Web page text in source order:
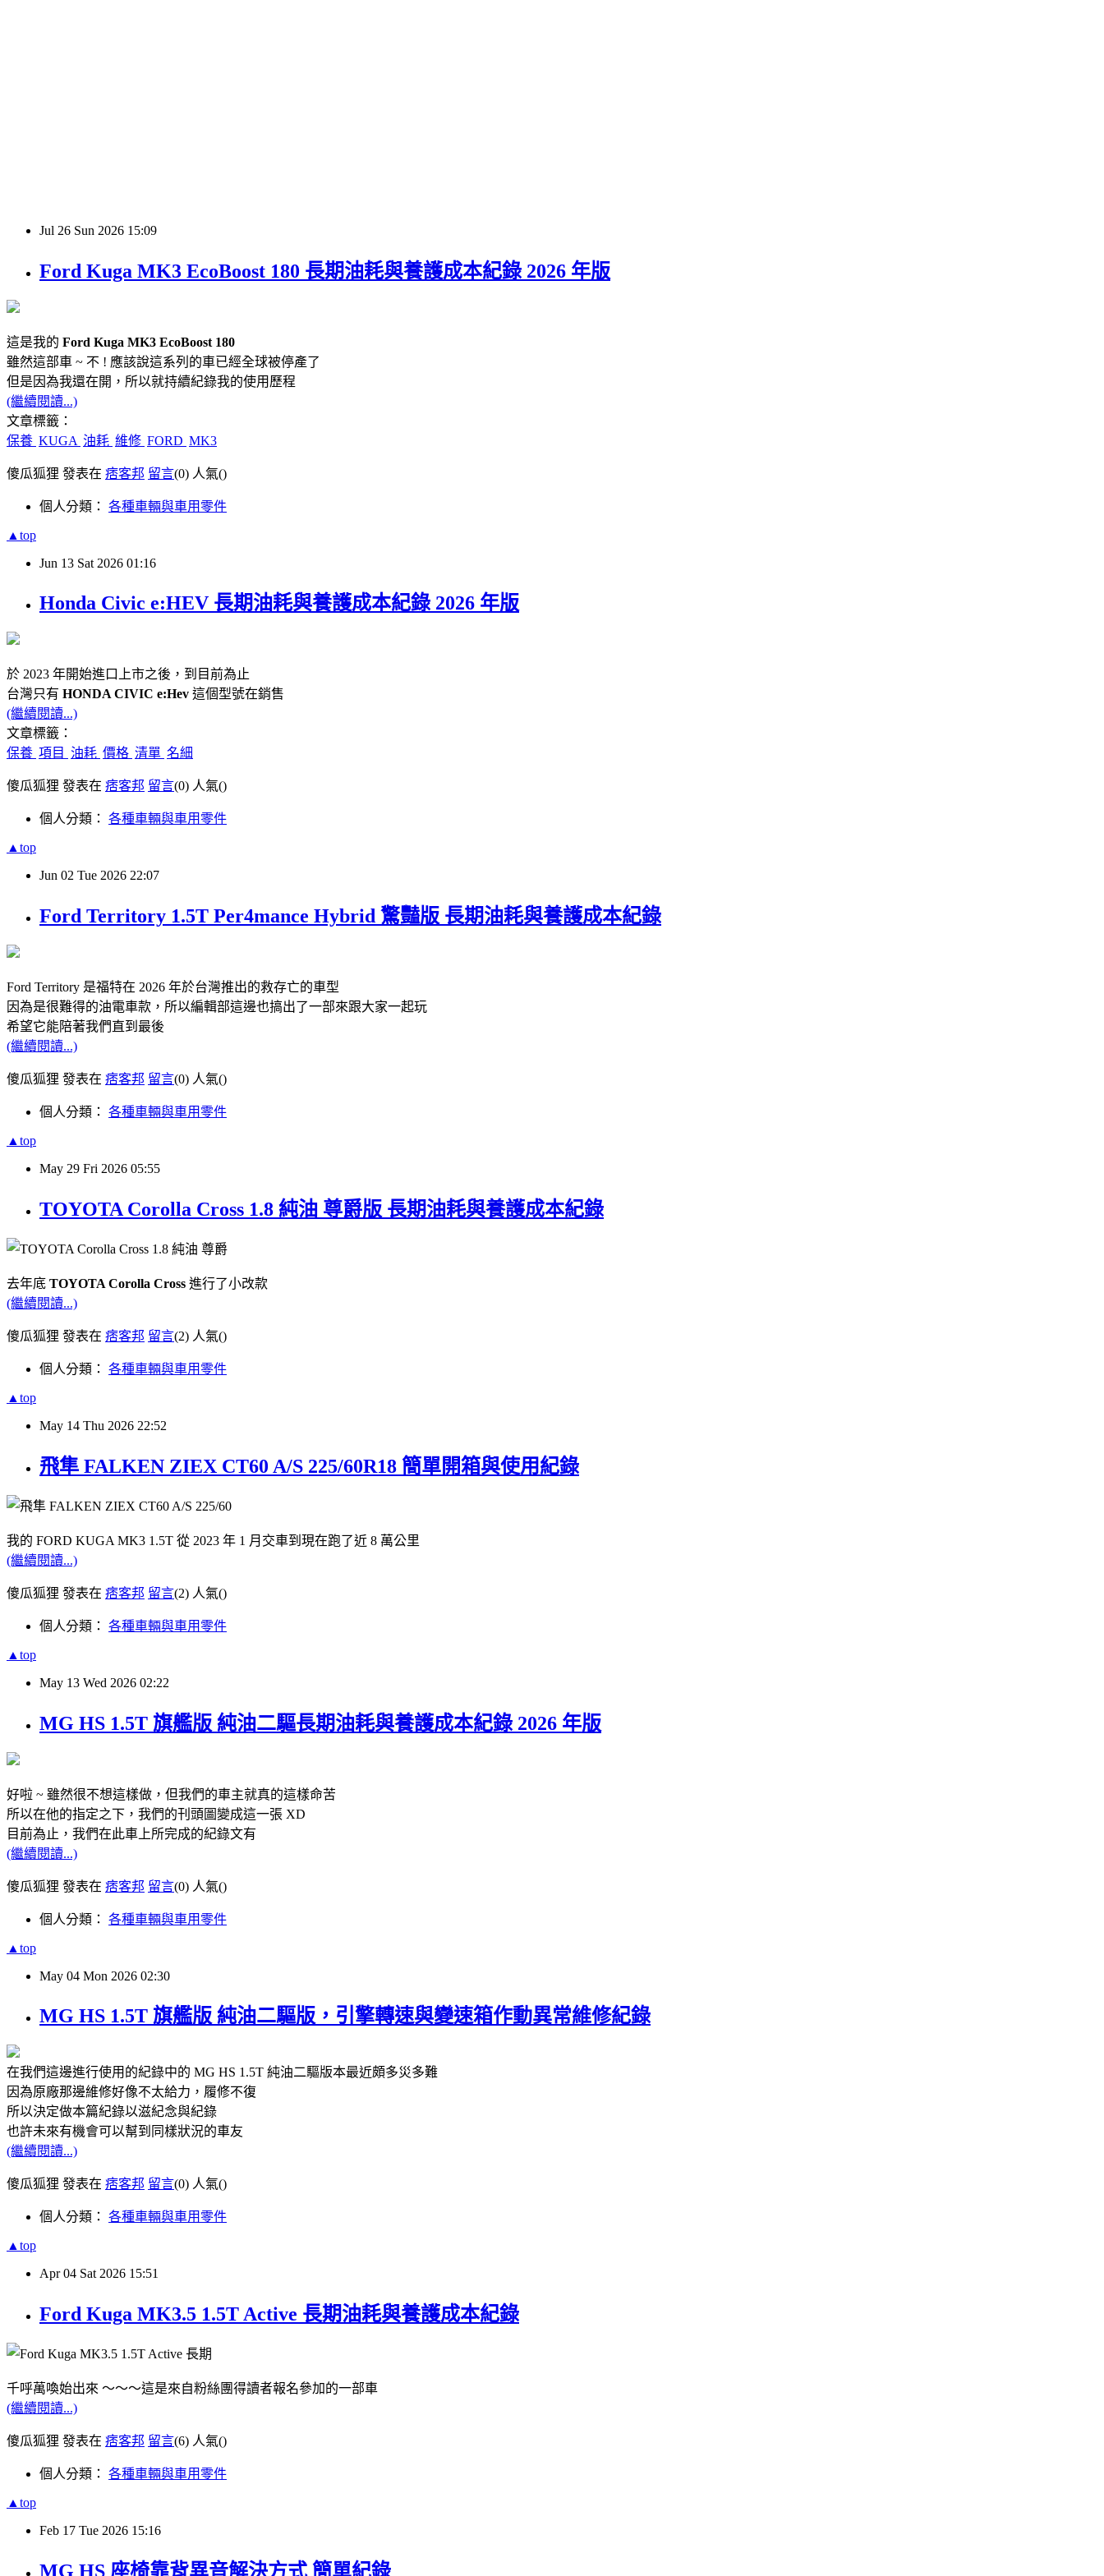
Jul 26 Sun 2026 15:09
Ford Kuga MK3 EcoBoost 180 長期油耗與養護成本紀錄 2026 年版
這是我的 Ford Kuga MK3 EcoBoost 180
雖然這部車 ~ 不 ! 應該說這系列的車已經全球被停產了
但是因為我還在開，所以就持續紀錄我的使用歷程
(繼續閱讀...)
文章標籤：
保養 KUGA 油耗 維修 FORD MK3
傻瓜狐狸 發表在 痞客邦 留言(0) 人氣()
個人分類： 各種車輛與車用零件
▲top
Jun 13 Sat 2026 01:16
Honda Civic e:HEV 長期油耗與養護成本紀錄 2026 年版
於 2023 年開始進口上市之後，到目前為止
台灣只有 HONDA CIVIC e:Hev 這個型號在銷售
(繼續閱讀...)
文章標籤：
保養 項目 油耗 價格 清單 名細
傻瓜狐狸 發表在 痞客邦 留言(0) 人氣()
個人分類： 各種車輛與車用零件
▲top
Jun 02 Tue 2026 22:07
Ford Territory 1.5T Per4mance Hybrid 驚豔版 長期油耗與養護成本紀錄
Ford Territory 是福特在 2026 年於台灣推出的救存亡的車型
因為是很難得的油電車款，所以編輯部這邊也搞出了一部來跟大家一起玩
希望它能陪著我們直到最後
(繼續閱讀...)
傻瓜狐狸 發表在 痞客邦 留言(0) 人氣()
個人分類： 各種車輛與車用零件
▲top
May 29 Fri 2026 05:55
TOYOTA Corolla Cross 1.8 純油 尊爵版 長期油耗與養護成本紀錄
去年底 TOYOTA Corolla Cross 進行了小改款
(繼續閱讀...)
傻瓜狐狸 發表在 痞客邦 留言(2) 人氣()
個人分類： 各種車輛與車用零件
▲top
May 14 Thu 2026 22:52
飛隼 FALKEN ZIEX CT60 A/S 225/60R18 簡單開箱與使用紀錄
我的 FORD KUGA MK3 1.5T 從 2023 年 1 月交車到現在跑了近 8 萬公里
(繼續閱讀...)
傻瓜狐狸 發表在 痞客邦 留言(2) 人氣()
個人分類： 各種車輛與車用零件
▲top
May 13 Wed 2026 02:22
MG HS 1.5T 旗艦版 純油二驅長期油耗與養護成本紀錄 2026 年版
好啦 ~ 雖然很不想這樣做，但我們的車主就真的這樣命苦
所以在他的指定之下，我們的刊頭圖變成這一張 XD
目前為止，我們在此車上所完成的紀錄文有
(繼續閱讀...)
傻瓜狐狸 發表在 痞客邦 留言(0) 人氣()
個人分類： 各種車輛與車用零件
▲top
May 04 Mon 2026 02:30
MG HS 1.5T 旗艦版 純油二驅版，引擎轉速與變速箱作動異常維修紀錄
在我們這邊進行使用的紀錄中的 MG HS 1.5T 純油二驅版本最近頗多災多難
因為原廠那邊維修好像不太給力，履修不復
所以決定做本篇紀錄以滋紀念與紀錄
也許未來有機會可以幫到同樣狀況的車友
(繼續閱讀...)
傻瓜狐狸 發表在 痞客邦 留言(0) 人氣()
個人分類： 各種車輛與車用零件
▲top
Apr 04 Sat 2026 15:51
Ford Kuga MK3.5 1.5T Active 長期油耗與養護成本紀錄
千呼萬喚始出來 ～～～這是來自粉絲團得讀者報名參加的一部車
(繼續閱讀...)
傻瓜狐狸 發表在 痞客邦 留言(6) 人氣()
個人分類： 各種車輛與車用零件
▲top
Feb 17 Tue 2026 15:16
MG HS 座椅靠背異音解決方式 簡單紀錄